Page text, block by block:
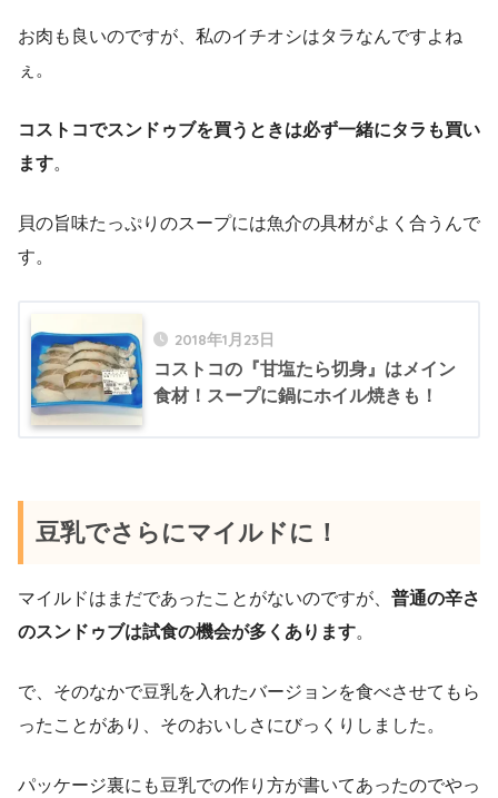
お肉も良いのですが、私のイチオシはタラなんですよね
ぇ。
コストコでスンドゥブを買うときは必ず一緒にタラも買い
ます。
貝の旨味たっぷりのスープには魚介の具材がよく合うんで
す。
2018年1月23日
コストコの『甘塩たら切身』はメイン
食材！スープに鍋にホイル焼きも！
豆乳でさらにマイルドに！
マイルドはまだであったことがないのですが、 普通の辛さ
のスンドゥブは試食の機会が多くあります。
で、そのなかで豆乳を入れたバージョンを食べさせてもら
ったことがあり、そのおいしさにびっくりしました。
パッケージ裏にも豆乳での作り方が書いてあったのでやっ